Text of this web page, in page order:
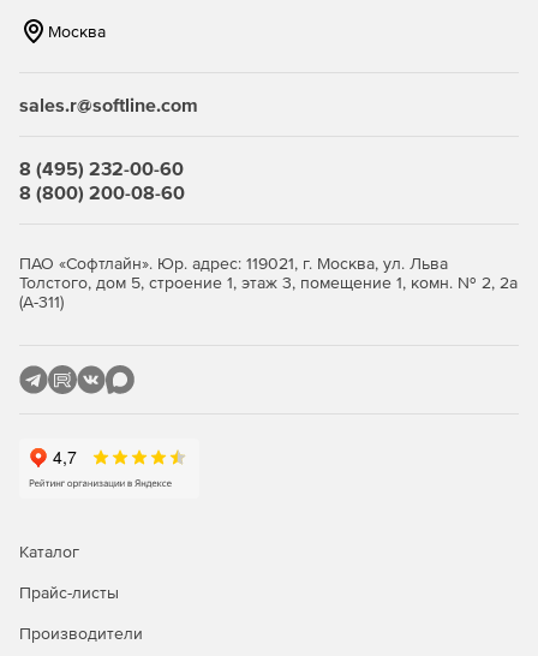
резервной копии.
заданное время на заданных точках доступа, включая
Получение информации о нахождении сотрудников
на территории, включая поиск текущего
Дополнительные функции:
в состав выбранных подразделений, или же
отдельных выбранных пользователей.
выбранного месяца).
«Реверс 8000. Контроль действий операторов».
Москва
sales.r@softline.com
8 (495) 232-00-60
8 (800) 200-08-60
ПАО «Софтлайн». Юр. адрес: 119021, г. Москва, ул. Льва
Толстого, дом 5, строение 1, этаж 3, помещение 1, комн. № 2, 2а
(А-311)
Каталог
Прайс-листы
Производители